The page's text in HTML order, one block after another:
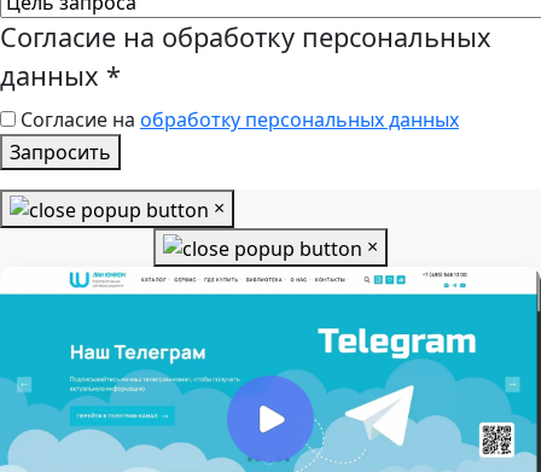
Согласие на обработку персональных
данных *
Согласие на обработку персональных данных
Запросить
×
×